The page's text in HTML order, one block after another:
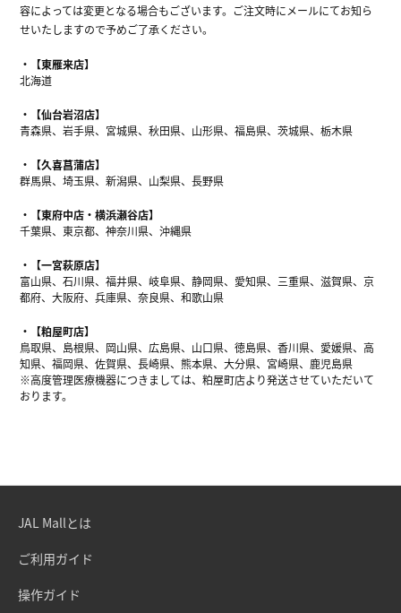
容によっては変更となる場合もございます。ご注文時にメールにてお知ら
せいたしますので予めご了承ください。
【東雁来店】
北海道
【仙台岩沼店】
青森県、岩手県、宮城県、秋田県、山形県、福島県、茨城県、栃木県
【久喜菖蒲店】
群馬県、埼玉県、新潟県、山梨県、長野県
【東府中店・横浜瀬谷店】
千葉県、東京都、神奈川県、沖縄県
【一宮萩原店】
富山県、石川県、福井県、岐阜県、静岡県、愛知県、三重県、滋賀県、京
都府、大阪府、兵庫県、奈良県、和歌山県
【粕屋町店】
鳥取県、島根県、岡山県、広島県、山口県、徳島県、香川県、愛媛県、高
知県、福岡県、佐賀県、長崎県、熊本県、大分県、宮崎県、鹿児島県
※高度管理医療機器につきましては、粕屋町店より発送させていただいて
おります。
JAL Mallとは
ご利用ガイド
操作ガイド